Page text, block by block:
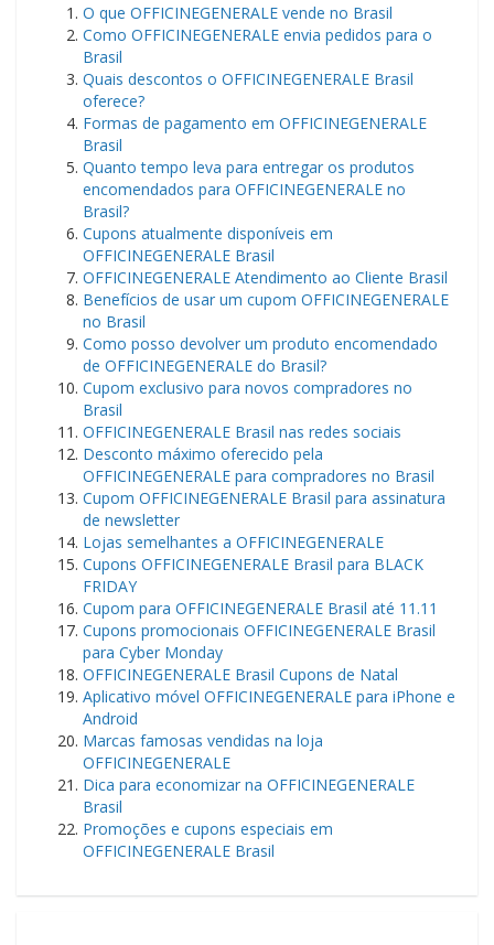
​O que OFFICINEGENERALE vende no Brasil
Como OFFICINEGENERALE envia pedidos para o
Brasil
Quais descontos o OFFICINEGENERALE Brasil
oferece?
Formas de pagamento em OFFICINEGENERALE
Brasil
Quanto tempo leva para entregar os produtos
encomendados para OFFICINEGENERALE no
Brasil?
Cupons atualmente disponíveis em
OFFICINEGENERALE Brasil
OFFICINEGENERALE Atendimento ao Cliente Brasil
Benefícios de usar um cupom OFFICINEGENERALE
no Brasil
Como posso devolver um produto encomendado
de OFFICINEGENERALE do Brasil?
Cupom exclusivo para novos compradores no
Brasil
OFFICINEGENERALE Brasil nas redes sociais
Desconto máximo oferecido pela
OFFICINEGENERALE para compradores no Brasil
Cupom OFFICINEGENERALE Brasil para assinatura
de newsletter
Lojas semelhantes a OFFICINEGENERALE
Cupons OFFICINEGENERALE Brasil para BLACK
FRIDAY
Cupom para OFFICINEGENERALE Brasil até 11.11
Cupons promocionais OFFICINEGENERALE Brasil
para Cyber ​​Monday
OFFICINEGENERALE Brasil Cupons de Natal
Aplicativo móvel OFFICINEGENERALE para iPhone e
Android
Marcas famosas vendidas na loja
OFFICINEGENERALE
Dica para economizar na OFFICINEGENERALE
Brasil
Promoções e cupons especiais em
OFFICINEGENERALE Brasil